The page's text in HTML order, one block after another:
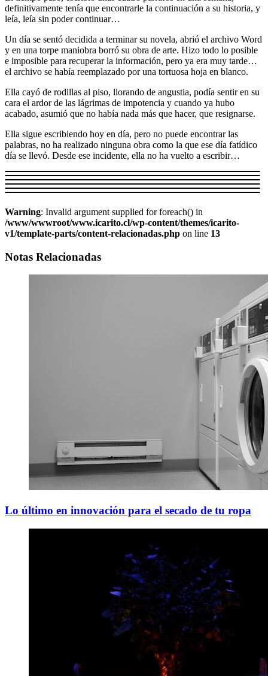
definitivamente tenía que encontrarle la continuación a su historia, y
leía, leía sin poder continuar…
Un día se sentó decidida a terminar su novela, abrió el archivo Word
y en una torpe maniobra borró su obra de arte. Hizo todo lo posible
e imposible para recuperar la información, pero ya era muy tarde…
el archivo se había reemplazado por una tortuosa hoja en blanco.
Ella cayó de rodillas al piso, llorando de angustia, podía sentir en su
cara el ardor de las lágrimas de impotencia y cuando ya hubo
acabado, asumió que no había nada más que hacer, que resignarse.
Ella sigue escribiendo hoy en día, pero no puede encontrar las
palabras, no ha realizado ninguna obra como la que ese día fatídico
día se llevó. Desde ese incidente, ella no ha vuelto a escribir…
Warning: Invalid argument supplied for foreach() in
/www/wwwroot/www.icarito.cl/wp-content/themes/icarito-
v1/template-parts/content-relacionadas.php on line 13
Notas Relacionadas
Lo último en innovación para el secado de tu ropa